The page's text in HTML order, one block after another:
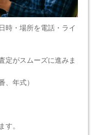
時・場所を電話・ライ
定がスムーズに進みま
、年式）
す。